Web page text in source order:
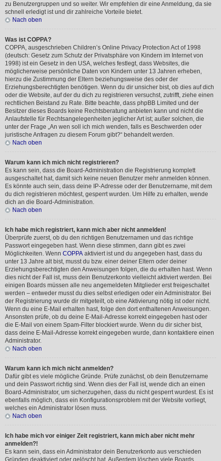
zu Benutzergruppen und so weiter. Wir empfehlen dir eine Anmeldung, da sie
schnell erledigt ist und dir zahlreiche Vorteile bietet.
Nach oben
Was ist COPPA?
COPPA, ausgeschrieben Children’s Online Privacy Protection Act of 1998
(deutsch: Gesetz zum Schutz der Privatsphäre von Kindern im Internet von
1998) ist ein Gesetz in den USA, welches festlegt, dass Websites, die
möglicherweise persönliche Daten von Kindern unter 13 Jahren erheben,
hierzu die Zustimmung der Eltern beziehungsweise des oder der
Erziehungsberechtigten benötigen. Wenn du dir unsicher bist, ob dies auf dich
oder die Website, auf der du dich zu registrieren versuchst, zutrifft, ziehe einen
rechtlichen Beistand zu Rate. Bitte beachte, dass phpBB Limited und der
Besitzer dieses Boards keine Rechtsberatung anbieten kann und nicht die
Anlaufstelle für Rechtsangelegenheiten jeglicher Art ist; außer solchen, die
unter der Frage „An wen soll ich mich wenden, falls es Beschwerden oder
juristische Anfragen zu diesem Forum gibt?“ behandelt werden.
Nach oben
Warum kann ich mich nicht registrieren?
Es kann sein, dass die Board-Administration die Registrierung komplett
ausgeschaltet hat, damit sich keine neuen Benutzer mehr anmelden können.
Es könnte auch sein, dass deine IP-Adresse oder der Benutzername, mit dem
du dich registrieren möchtest, gesperrt wurden. Um Hilfe zu erhalten, wende
dich an die Board-Administration.
Nach oben
Ich habe mich registriert, kann mich aber nicht anmelden!
Überprüfe zuerst, ob du den richtigen Benutzernamen und das richtige
Passwort eingegeben hast. Wenn diese stimmen, dann gibt es zwei
Möglichkeiten. Wenn COPPA aktiviert ist und du angegeben hast, dass du
unter 13 Jahre alt bist, musst du bzw. einer deiner Eltern oder deiner
Erziehungsberechtigten den Anweisungen folgen, die du erhalten hast. Wenn
dies nicht der Fall ist, muss dein Benutzerkonto vielleicht aktiviert werden. Bei
einigen Boards müssen alle neu angemeldeten Mitglieder erst freigeschaltet
werden – entweder musst du dies selbst erledigen oder ein Administrator. Bei
der Registrierung wurde dir mitgeteilt, ob eine Aktivierung nötig ist oder nicht.
Wenn du eine E-Mail erhalten hast, folge den dort enthaltenen Anweisungen.
Ansonsten prüfe, ob du deine E-Mail-Adresse korrekt eingegeben hast oder
die E-Mail von einem Spam-Filter blockiert wurde. Wenn du dir sicher bist,
dass deine E-Mail-Adresse korrekt eingegeben wurde, dann kontaktiere einen
Administrator.
Nach oben
Warum kann ich mich nicht anmelden?
Dafür gibt es viele mögliche Gründe. Prüfe zunächst, ob dein Benutzername
und dein Passwort richtig sind. Wenn dies der Fall ist, wende dich an einen
Board-Administrator, um sicherzugehen, dass du nicht gesperrt wurdest. Es ist
ebenfalls möglich, dass ein Konfigurationsproblem mit der Website vorliegt,
welches ein Administrator lösen muss.
Nach oben
Ich habe mich vor einiger Zeit registriert, kann mich aber nicht mehr
anmelden?!
Es kann sein, dass ein Administrator dein Benutzerkonto aus verschieden
Gründen deaktiviert oder gelöscht hat. Außerdem löschen viele Boards